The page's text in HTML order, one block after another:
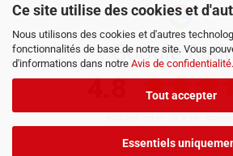
Ce site utilise des cookies et
Nous utilisons des cookies et d'autres
fonctionnalités de base de notre site. Vous
d'informations dans notre Avis de confidentialité.
Tout accepter
Essentiels